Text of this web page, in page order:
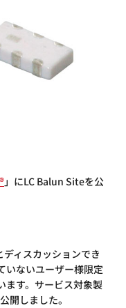
」にLC Balun Siteを公
ィスカッションでき
いないユーザー様限定
ます。サービス対象製
開しました。